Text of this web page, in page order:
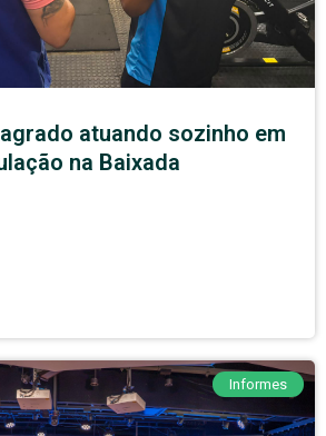
atuando sozinho em
na Baixada
Informes